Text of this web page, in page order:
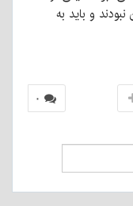
و باید به
۰